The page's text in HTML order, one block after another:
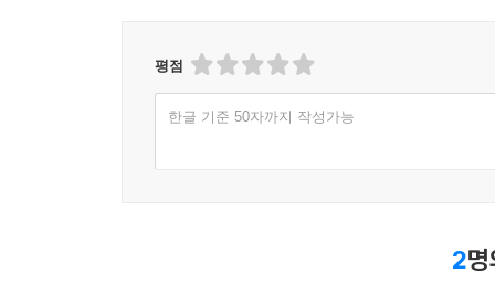
평점
한글 기준 50자까지 작성가능
2